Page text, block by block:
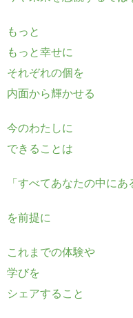
もっと
もっと幸せに
それぞれの個を
内面から輝かせる
今のわたしに
できることは
「すべてあなたの中にあ
を前提に
これまでの体験や
学びを
シェアすること